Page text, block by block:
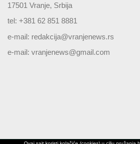
17501 Vranje, Srbija
tel: +381 62 851 8881
e-mail: redakcija@vranjenews.rs
e-mail: vranjenews@gmail.com